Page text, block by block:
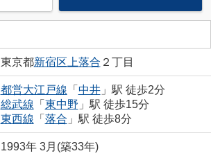
東京都新宿区 上落合 ２丁目
都営大江戸線 「 中井」駅 徒歩2分
総武線 「 東中野 」駅 徒歩15分
東西線 「 落合 」駅 徒歩8分
1993年 3月(築33年)